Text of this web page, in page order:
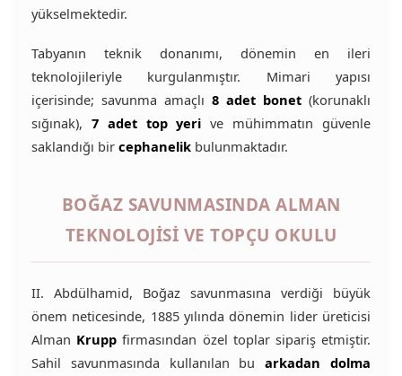
yükselmektedir.
Tabyanın teknik donanımı, dönemin en ileri
teknolojileriyle kurgulanmıştır. Mimari yapısı
içerisinde; savunma amaçlı 8 adet bonet (korunaklı
sığınak), 7 adet top yeri ve mühimmatın güvenle
saklandığı bir cephanelik bulunmaktadır.
BOĞAZ SAVUNMASINDA ALMAN
TEKNOLOJISI VE TOPÇU OKULU
II. Abdülhamid, Boğaz savunmasına verdiği büyük
önem neticesinde, 1885 yılında dönemin lider üreticisi
Alman Krupp firmasından özel toplar sipariş etmiştir.
Sahil savunmasında kullanılan buarkadan dolma